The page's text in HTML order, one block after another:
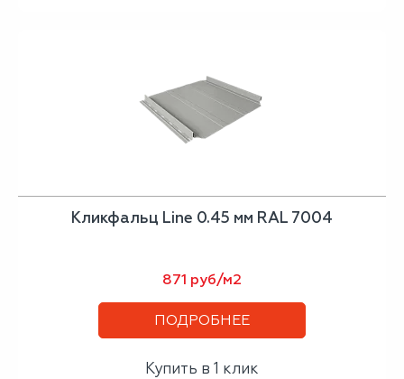
Кликфальц Line 0.45 мм RAL 7004
871 руб/м2
ПОДРОБНЕЕ
Купить в 1 клик